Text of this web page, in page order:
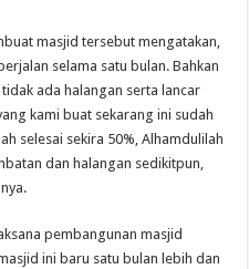
masjid tersebut mengatakan,
selama satu bulan. Bahkan
ada halangan serta lancar
kami buat sekarang ini sudah
selesai sekira 50%, Alhamdulilah
dan halangan sedikitpun,
pembangunan masjid
ini baru satu bulan lebih dan